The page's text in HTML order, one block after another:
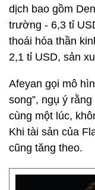
dịch bao gồm
trường - 6,3 tỉ
thoái hóa thần
2,1 tỉ USD, sản
Afeyan gọi mô
song”, ngụ ý
cùng một lúc,
Khi tài sản của
cũng tăng theo.